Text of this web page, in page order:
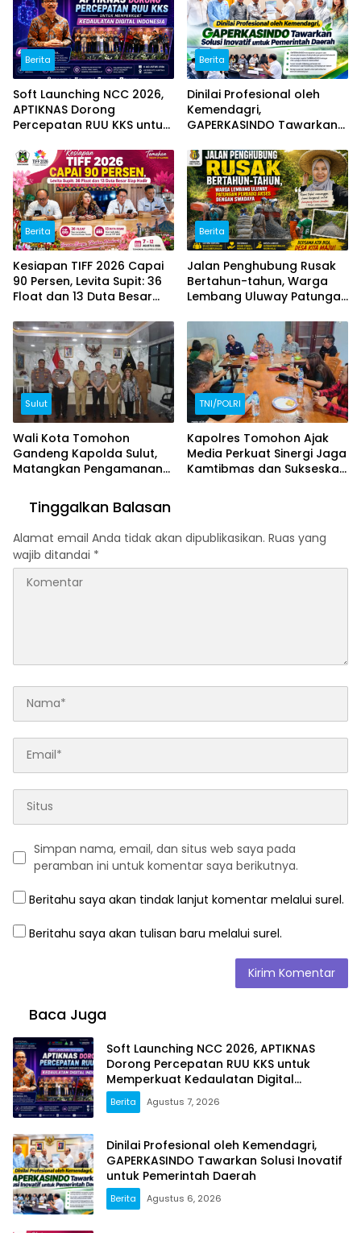
Berita
Soft Launching NCC 2026,
APTIKNAS Dorong
Percepatan RUU KKS untuk
Digital Indonesia
Berita
Dinilai Profesional oleh
Kemendagri,
GAPERKASINDO Tawarkan
Pemerintah Daerah
Berita
Kesiapan TIFF 2026 Capai
90 Persen, Levita Supit: 36
Float dan 13 Duta Besar
Berita
Jalan Penghubung Rusak
Bertahun-tahun, Warga
Lembang Uluway Patungan
Swadaya
Sulut
Wali Kota Tomohon
Gandeng Kapolda Sulut,
Matangkan Pengamanan
TNI/POLRI
Kapolres Tomohon Ajak
Media Perkuat Sinergi Jaga
Kamtibmas dan Sukseskan
Tinggalkan Balasan
Alamat email Anda tidak akan dipublikasikan. Ruas yang
wajib ditandai *
Simpan nama, email, dan situs web saya pada
peramban ini untuk komentar saya berikutnya.
Beritahu saya akan tindak lanjut komentar melalui surel.
Beritahu saya akan tulisan baru melalui surel.
Baca Juga
Soft Launching NCC 2026, APTIKNAS
Dorong Percepatan RUU KKS untuk
Memperkuat Kedaulatan Digital
Indonesia
Berita Agustus 7, 2026
Dinilai Profesional oleh Kemendagri,
GAPERKASINDO Tawarkan Solusi Inovatif
untuk Pemerintah Daerah
Berita Agustus 6, 2026